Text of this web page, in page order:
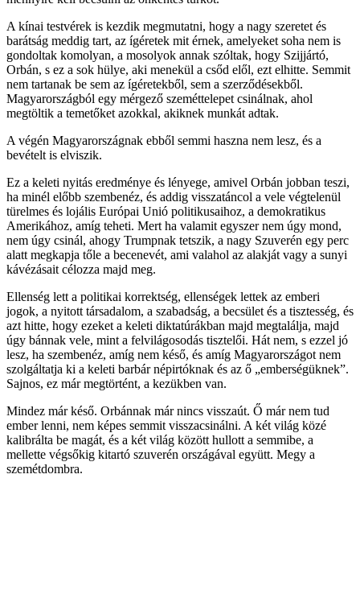
A kínai testvérek is kezdik megmutatni, hogy a nagy szeretet és
barátság meddig tart, az ígéretek mit érnek, amelyeket soha nem is
gondoltak komolyan, a mosolyok annak szóltak, hogy Szijjártó,
Orbán, s ez a sok hülye, aki menekül a csőd elől, ezt elhitte. Semmit
nem tartanak be sem az ígéretekből, sem a szerződésekből.
Magyarországból egy mérgező szeméttelepet csinálnak, ahol
megtöltik a temetőket azokkal, akiknek munkát adtak.
A végén Magyarországnak ebből semmi haszna nem lesz, és a
bevételt is elviszik.
Ez a keleti nyitás eredménye és lényege, amivel Orbán jobban teszi,
ha minél előbb szembenéz, és addig visszatáncol a vele végtelenül
türelmes és lojális Európai Unió politikusaihoz, a demokratikus
Amerikához, amíg teheti. Mert ha valamit egyszer nem úgy mond,
nem úgy csinál, ahogy Trumpnak tetszik, a nagy Szuverén egy perc
alatt megkapja tőle a becenevét, ami valahol az alakját vagy a sunyi
kávézásait célozza majd meg.
Ellenség lett a politikai korrektség, ellenségek lettek az emberi
jogok, a nyitott társadalom, a szabadság, a becsület és a tisztesség, és
azt hitte, hogy ezeket a keleti diktatúrákban majd megtalálja, majd
úgy bánnak vele, mint a felvilágosodás tisztelői. Hát nem, s ezzel jó
lesz, ha szembenéz, amíg nem késő, és amíg Magyarországot nem
szolgáltatja ki a keleti barbár népirtóknak és az ő „emberségüknek”.
Sajnos, ez már megtörtént, a kezükben van.
Mindez már késő. Orbánnak már nincs visszaút. Ő már nem tud
ember lenni, nem képes semmit visszacsinálni. A két világ közé
kalibrálta be magát, és a két világ között hullott a semmibe, a
mellette végsőkig kitartó szuverén országával együtt. Megy a
szemétdombra.